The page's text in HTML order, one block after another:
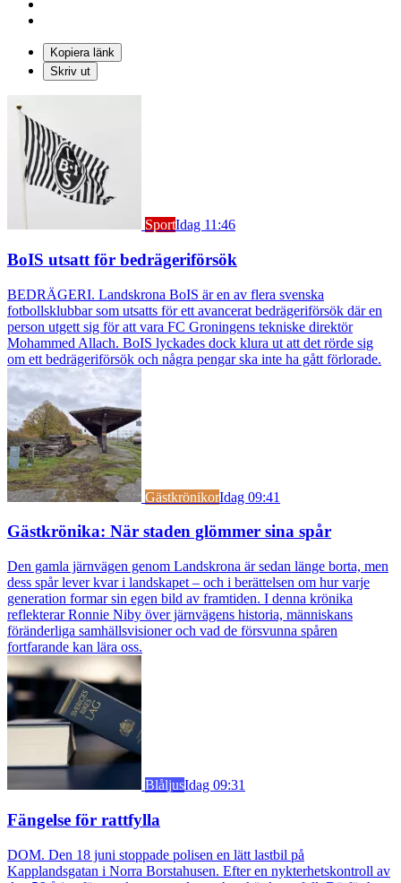
Kopiera länk
Skriv ut
SportIdag 11:46
BoIS utsatt för bedrägeriförsök
BEDRÄGERI. Landskrona BoIS är en av flera svenska
fotbollsklubbar som utsatts för ett avancerat bedrägeriförsök där en
person utgett sig för att vara FC Groningens tekniske direktör
Mohammed Allach. BoIS lyckades dock klura ut att det rörde sig
om ett bedrägeriförsök och några pengar ska inte ha gått förlorade.
GästkrönikorIdag 09:41
Gästkrönika: När staden glömmer sina spår
Den gamla järnvägen genom Landskrona är sedan länge borta, men
dess spår lever kvar i landskapet – och i berättelsen om hur varje
generation formar sin egen bild av framtiden. I denna krönika
reflekterar Ronnie Niby över järnvägens historia, människans
föränderliga samhällsvisioner och vad de försvunna spåren
fortfarande kan lära oss.
BlåljusIdag 09:31
Fängelse för rattfylla
DOM. Den 18 juni stoppade polisen en lätt lastbil på
Kapplandsgatan i Norra Borstahusen. Efter en nykterhetskontroll av